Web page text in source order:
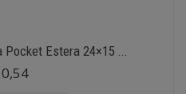
Estera 24×15 ...